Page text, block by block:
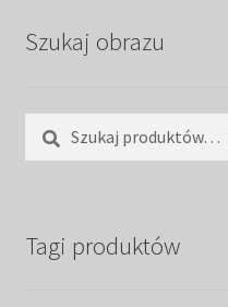
Szukaj obrazu
Tagi produktów